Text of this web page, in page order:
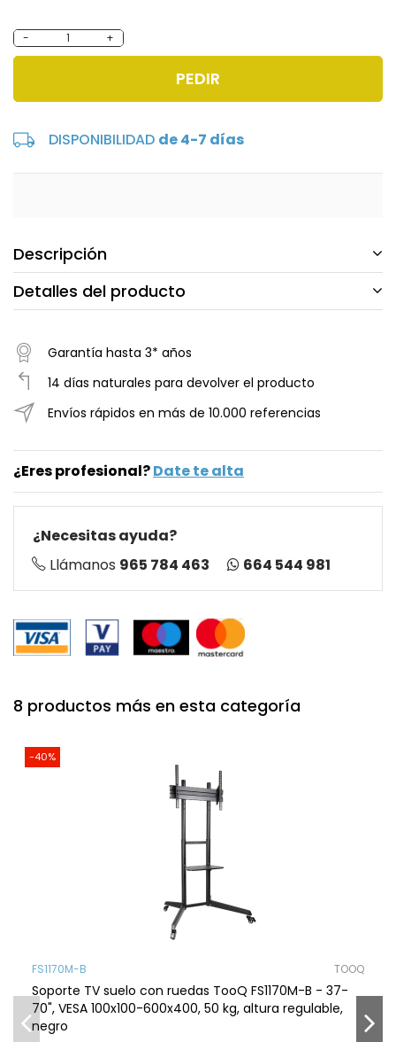
- +
PEDIR
DISPONIBILIDAD de 4-7 días
Descripción
Detalles del producto
Garantía hasta 3* años
14 días naturales para devolver el producto
Envíos rápidos en más de 10.000 referencias
¿Eres profesional?Date te alta
¿Necesitas ayuda?
Llámanos 965 784 463 664 544 981
8 productos más en esta categoría
-40%
FS1170M-B TOOQ
Soporte TV suelo con ruedas TooQ FS1170M-B - 37-
70", VESA 100x100-600x400, 50 kg, altura regulable,
negro